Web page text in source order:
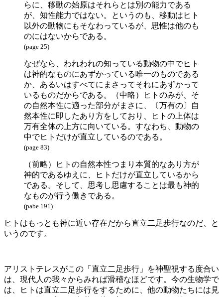
らに、移動の始原はそれらとは別の能力である
が、知性能力ではない。というのも、移動はヒト
以外の動物にもそなわっているが、思惟は他のも
のにはないからである。
(page 25)
なぜなら、われわれの知っている動物の中でヒト
は神的なものにあずかっている唯一のものである
か、あるいはすべてにまさってそれにあずかって
いるものだからである。（中略）ヒトのみが、そ
の自然本性に適った部分がまさに、〔万有の〕自
然本性に即したあり方をしており、ヒトの上体は
万有全体の上方に向いている。すなわち、動物の
中でヒトだけが直立しているのである。
(page 83)
（前略）ヒトの自然本性つまり本質的なあり方が
神的であるゆえに、ヒトだけが直立しているから
である。そして、思考し思慮することは最も神的
なものが行う働きである。
(pabe 191)
ヒトはもっとも神に近い存在だから直立二足歩行なのだ、と
いうのです。
アリストテレスがこの「直立二足歩行」を神聖視する度合い
は、現代人の我々からみれば滑稽なほどです。今の生物学で
は、ヒトは直立二足歩行をするために、他の動物たちには見